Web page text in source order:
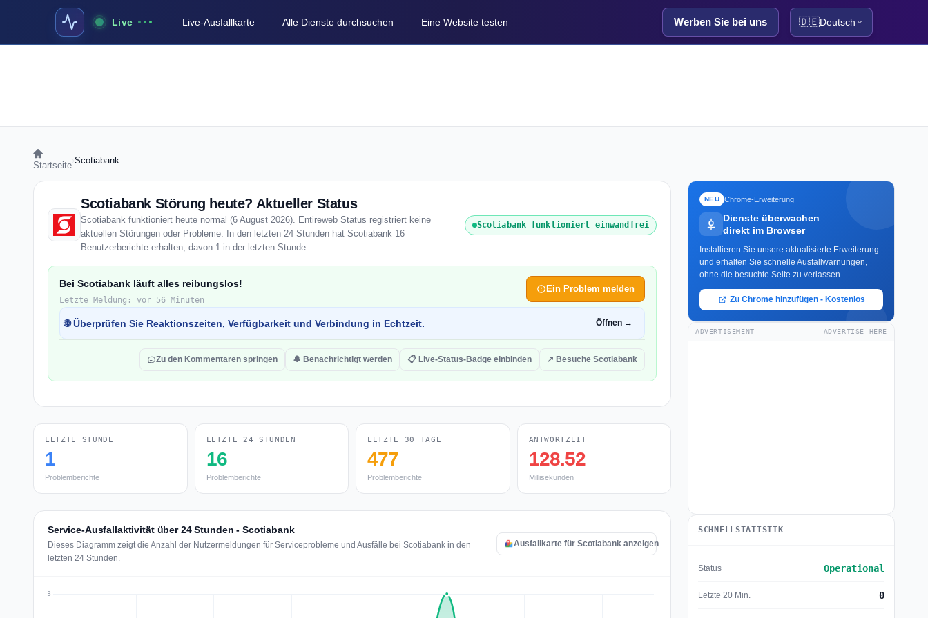
Live Live-Ausfallkarte Alle Dienste durchsuchen Eine Website testen Werben Sie bei uns 🇩🇪Deutsch
Startseite Scotiabank
Scotiabank Störung heute? Aktueller Status
Scotiabank funktioniert heute normal (6 August 2026). Entireweb Status registriert keine
aktuellen Störungen oder Probleme. In den letzten 24 Stunden hat Scotiabank 16
Benutzerberichte erhalten, davon 1 in der letzten Stunde.
Scotiabank funktioniert einwandfrei
Bei Scotiabank läuft alles reibungslos!
Letzte Meldung: vor 56 Minuten
Ein Problem melden
🌐 Überprüfen Sie Reaktionszeiten, Verfügbarkeit und Verbindung in Echtzeit. Öffnen →
Zu den Kommentaren springen 🔔 Benachrichtigt werden 📋 Live-Status-Badge einbinden ↗ Besuche Scotiabank
LETZTE STUNDE
1
Problemberichte
LETZTE 24 STUNDEN
16
Problemberichte
LETZTE 30 TAGE
477
Problemberichte
ANTWORTZEIT
128.52
Millisekunden
Service-Ausfallaktivität über 24 Stunden - Scotiabank
Dieses Diagramm zeigt die Anzahl der Nutzermeldungen für Serviceprobleme und Ausfälle bei Scotiabank in den
letzten 24 Stunden.
Ausfallkarte für Scotiabank anzeigen
NEU Chrome-Erweiterung
Dienste überwachen
direkt im Browser
Installieren Sie unsere aktualisierte Erweiterung
und erhalten Sie schnelle Ausfallwarnungen,
ohne die besuchte Seite zu verlassen.
Zu Chrome hinzufügen - Kostenlos
ADVERTISEMENT ADVERTISE HERE
SCHNELLSTATISTIK
Status Operational
Letzte 20 Min. 0